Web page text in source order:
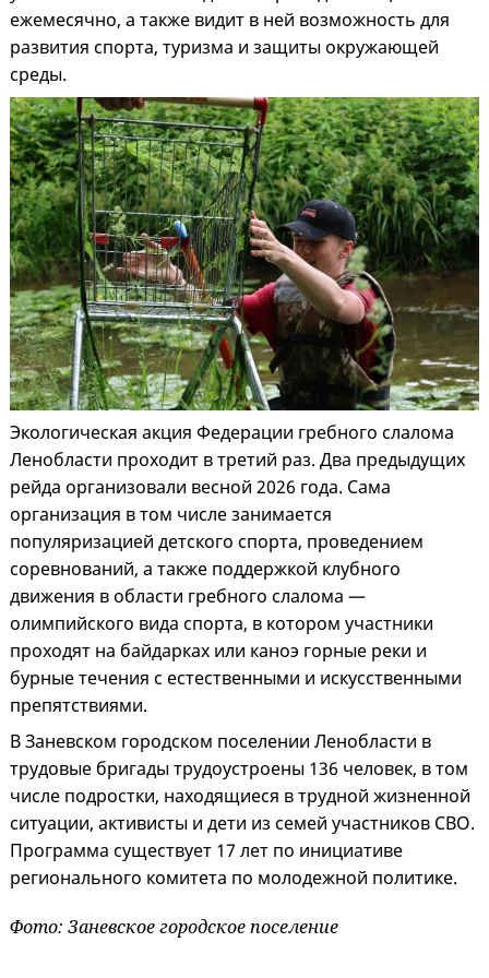
ежемесячно, а также видит в ней возможность для
развития спорта, туризма и защиты окружающей
среды.
Экологическая акция Федерации гребного слалома
Ленобласти проходит в третий раз. Два предыдущих
рейда организовали весной 2026 года. Сама
организация в том числе занимается
популяризацией детского спорта, проведением
соревнований, а также поддержкой клубного
движения в области гребного слалома —
олимпийского вида спорта, в котором участники
проходят на байдарках или каноэ горные реки и
бурные течения с естественными и искусственными
препятствиями.
В Заневском городском поселении Ленобласти в
трудовые бригады трудоустроены 136 человек, в том
числе подростки, находящиеся в трудной жизненной
ситуации, активисты и дети из семей участников СВО.
Программа существует 17 лет по инициативе
регионального комитета по молодежной политике.
Фото: Заневское городское поселение